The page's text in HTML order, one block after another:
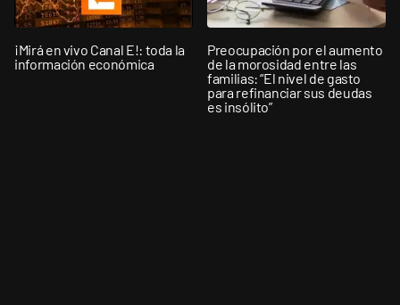
¡Mirá en vivo Canal E!: toda la
información económica
Preocupación por el aumento
de la morosidad entre las
familias: “El nivel de gasto
para refinanciar sus deudas
es insólito”